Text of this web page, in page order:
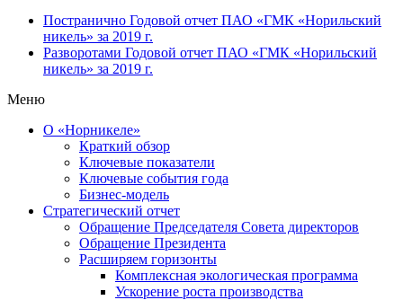
Постранично Годовой отчет ПАО «ГМК «Норильский
никель» за 2019 г.
Разворотами Годовой отчет ПАО «ГМК «Норильский
никель» за 2019 г.
Меню
О «Норникеле»
Краткий обзор
Ключевые показатели
Ключевые события года
Бизнес-модель
Стратегический отчет
Обращение Председателя Совета директоров
Обращение Президента
Расширяем горизонты
Комплексная экологическая программа
Ускорение роста производства